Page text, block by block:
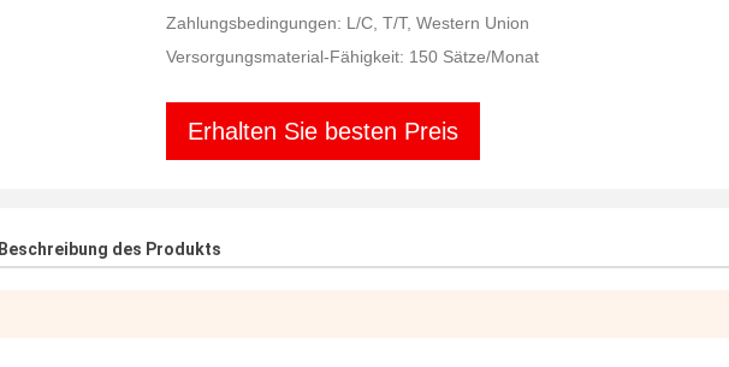
Zahlungsbedingungen: L/C, T/T, Western Union
Versorgungsmaterial-Fähigkeit: 150 Sätze/Monat
Erhalten Sie besten Preis
Beschreibung des Produkts